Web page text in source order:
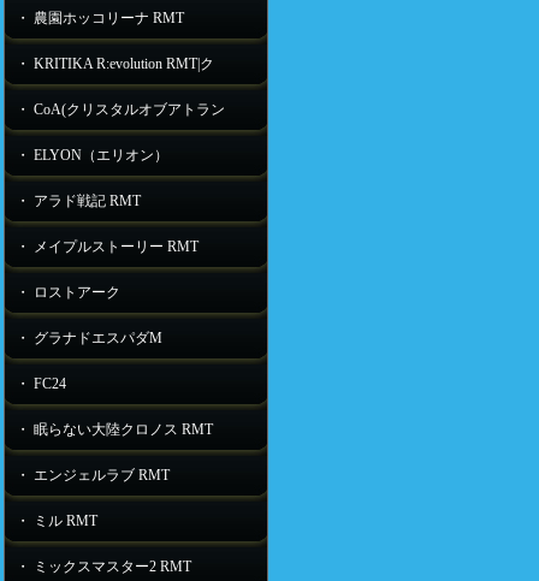
・ 農園ホッコリーナ RMT
・ KRITIKA R:evolution RMT|ク
・ CoA(クリスタルオブアトラン
・ ELYON（エリオン）
・ アラド戦記 RMT
・ メイプルストーリー RMT
・ ロストアーク
・ グラナドエスパダM
・ FC24
・ 眠らない大陸クロノス RMT
・ エンジェルラブ RMT
・ ミル RMT
・ ミックスマスター2 RMT